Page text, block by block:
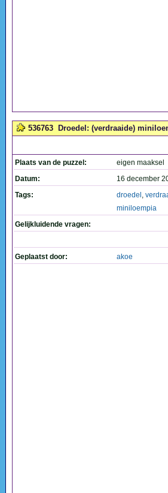
536763 Droedel: (verdraaide)
Plaats van de puzzel:
eigen maaksel
Datum:
16 december
Tags:
droedel ,
miniloempia
Gelijkluidende vragen:
Geplaatst door: akoe